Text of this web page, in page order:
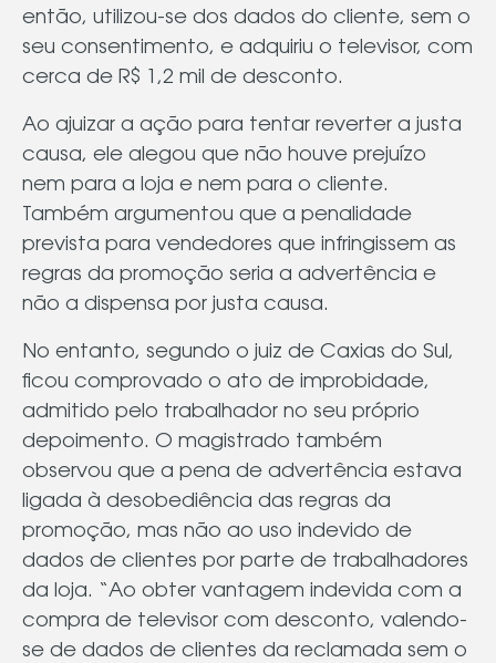
então, utilizou-se dos dados do cliente, sem o
seu consentimento, e adquiriu o televisor, com
cerca de R$ 1,2 mil de desconto.
Ao ajuizar a ação para tentar reverter a justa
causa, ele alegou que não houve prejuízo
nem para a loja e nem para o cliente.
Também argumentou que a penalidade
prevista para vendedores que infringissem as
regras da promoção seria a advertência e
não a dispensa por justa causa.
No entanto, segundo o juiz de Caxias do Sul,
ficou comprovado o ato de improbidade,
admitido pelo trabalhador no seu próprio
depoimento. O magistrado também
observou que a pena de advertência estava
ligada à desobediência das regras da
promoção, mas não ao uso indevido de
dados de clientes por parte de trabalhadores
da loja. “Ao obter vantagem indevida com a
compra de televisor com desconto, valendo-
se de dados de clientes da reclamada sem o